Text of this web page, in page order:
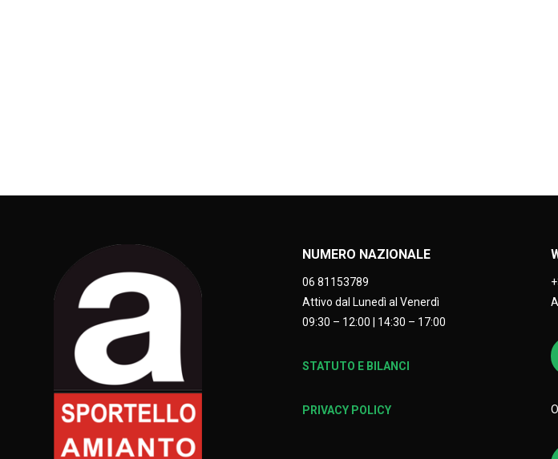
NUMERO NAZIONALE
06 81153789
Attivo dal Lunedì al Venerdì
09:30 – 12:00 | 14:30 – 17:00
STATUTO E BILANCI
PRIVACY POLICY